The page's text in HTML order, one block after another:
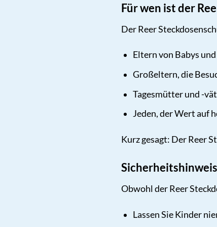
Für wen ist der
Der Reer
Eltern von Babys
Großeltern, die
Tagesmütter und -
Jeden, der Wert auf
Kurz gesagt: Der Reer
Obwohl der Reer
Lassen Sie Kinder